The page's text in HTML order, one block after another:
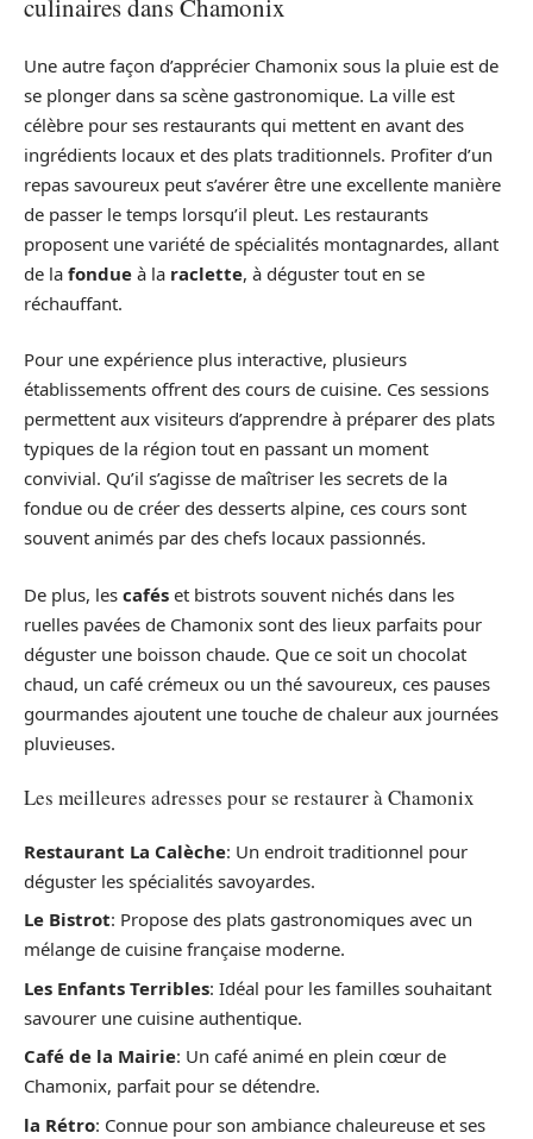
culinaires dans Chamonix
Une autre façon d’apprécier Chamonix sous la pluie est de
se plonger dans sa scène gastronomique. La ville est
célèbre pour ses restaurants qui mettent en avant des
ingrédients locaux et des plats traditionnels. Profiter d’un
repas savoureux peut s’avérer être une excellente manière
de passer le temps lorsqu’il pleut. Les restaurants
proposent une variété de spécialités montagnardes, allant
de la fondue à la raclette, à déguster tout en se
réchauffant.
Pour une expérience plus interactive, plusieurs
établissements offrent des cours de cuisine. Ces sessions
permettent aux visiteurs d’apprendre à préparer des plats
typiques de la région tout en passant un moment
convivial. Qu’il s’agisse de maîtriser les secrets de la
fondue ou de créer des desserts alpine, ces cours sont
souvent animés par des chefs locaux passionnés.
De plus, les cafés et bistrots souvent nichés dans les
ruelles pavées de Chamonix sont des lieux parfaits pour
déguster une boisson chaude. Que ce soit un chocolat
chaud, un café crémeux ou un thé savoureux, ces pauses
gourmandes ajoutent une touche de chaleur aux journées
pluvieuses.
Les meilleures adresses pour se restaurer à Chamonix
Restaurant La Calèche: Un endroit traditionnel pour
déguster les spécialités savoyardes.
Le Bistrot: Propose des plats gastronomiques avec un
mélange de cuisine française moderne.
Les Enfants Terribles: Idéal pour les familles souhaitant
savourer une cuisine authentique.
Café de la Mairie: Un café animé en plein cœur de
Chamonix, parfait pour se détendre.
la Rétro: Connue pour son ambiance chaleureuse et ses